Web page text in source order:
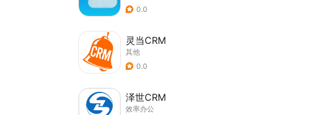
0.0
灵当CRM
其他
0.0
泽世CRM
效率办公